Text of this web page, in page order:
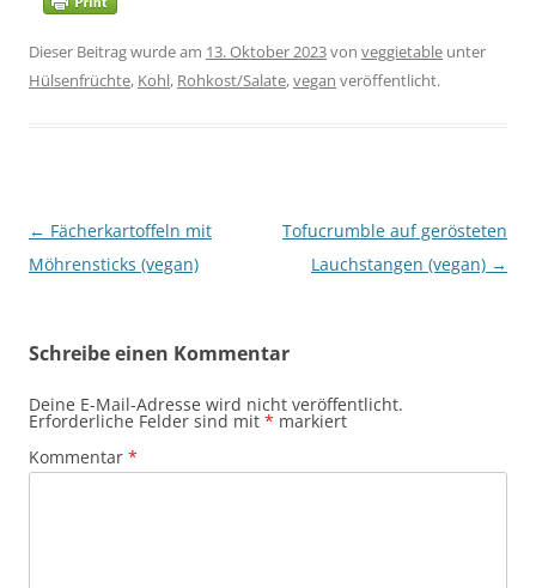
Dieser Beitrag wurde am 13. Oktober 2023von veggietable unter
Hülsenfrüchte, Kohl, Rohkost/Salate,vegan veröffentlicht.
Beitragsnavigation
← Fächerkartoffeln mit
Möhrensticks (vegan)
Tofucrumble auf gerösteten
Lauchstangen (vegan) →
Schreibe einen Kommentar
Deine E-Mail-Adresse wird nicht veröffentlicht.
Erforderliche Felder sind mit * markiert
Kommentar *